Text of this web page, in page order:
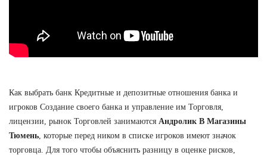
Как выбрать банк Кредитные и депозитные отношения банка и
игроков Создание своего банка и управление им Торговля,
лицензии, рынок Торговлей занимаются Андролик В Магазины
Тюмень , которые перед ником в списке игроков имеют значок
торговца. Для того чтобы объяснить разницу в оценке рисков,